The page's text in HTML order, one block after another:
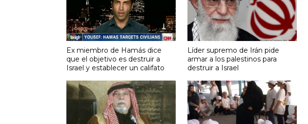
Ex miembro de Hamás dice
que el objetivo es destruir a
Israel y establecer un califato
Líder supremo de Irán pide
armar a los palestinos para
destruir a Israel